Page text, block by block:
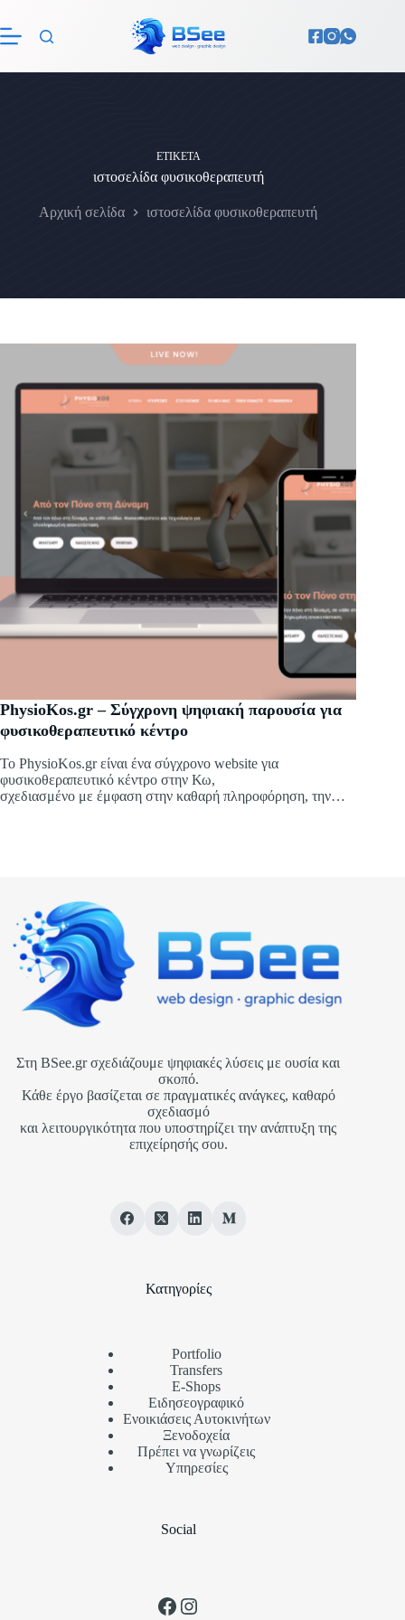
περιεχόμενο
ΕΤΙΚΈΤΑ
ιστοσελίδα φυσικοθεραπευτή
Αρχική σελίδα ιστοσελίδα φυσικοθεραπευτή
PhysioKos.gr – Σύγχρονη ψηφιακή παρουσία για
φυσικοθεραπευτικό κέντρο
Το PhysioKos.gr είναι ένα σύγχρονο website για
φυσικοθεραπευτικό κέντρο στην Κω,
σχεδιασμένο με έμφαση στην καθαρή πληροφόρηση, την
Στη BSee.gr σχεδιάζουμε ψηφιακές λύσεις με ουσία και
σκοπό.
Κάθε έργο βασίζεται σε πραγματικές ανάγκες, καθαρό
σχεδιασμό
και λειτουργικότητα που υποστηρίζει την ανάπτυξη της
επιχείρησής σου.
Κατηγορίες
Portfolio
Transfers
Ε-Shops
Ειδησεογραφικό
Ενοικιάσεις Αυτοκινήτων
Ξενοδοχεία
Πρέπει να γνωρίζεις
Υπηρεσίες
Social
Facebook
Instagram